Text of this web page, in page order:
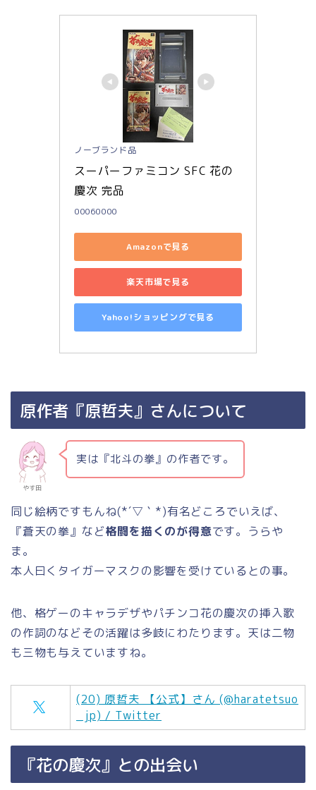
ノーブランド品
スーパーファミコン SFC 花の
慶次 完品
00060000
Amazonで見る
楽天市場で見る
Yahoo!ショッピングで見る
原作者『原哲夫』さんについて
やす田
実は『北斗の拳』の作者です。
同じ絵柄ですもんね(*´▽｀*)有名どころでいえば、
『蒼天の拳』など格闘を描くのが得意です。うらや
ま。
本人曰くタイガーマスクの影響を受けているとの事。
他、格ゲーのキャラデザやパチンコ花の慶次の挿入歌
の作詞のなどその活躍は多岐にわたります。天は二物
も三物も与えていますね。
(20) 原哲夫 【公式】さん (@haratetsuo
_jp) / Twitter
『花の慶次』との出会い